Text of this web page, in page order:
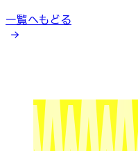
一覧へもどる